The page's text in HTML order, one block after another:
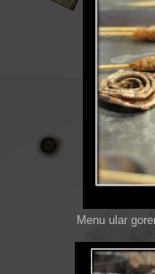
Menu ular